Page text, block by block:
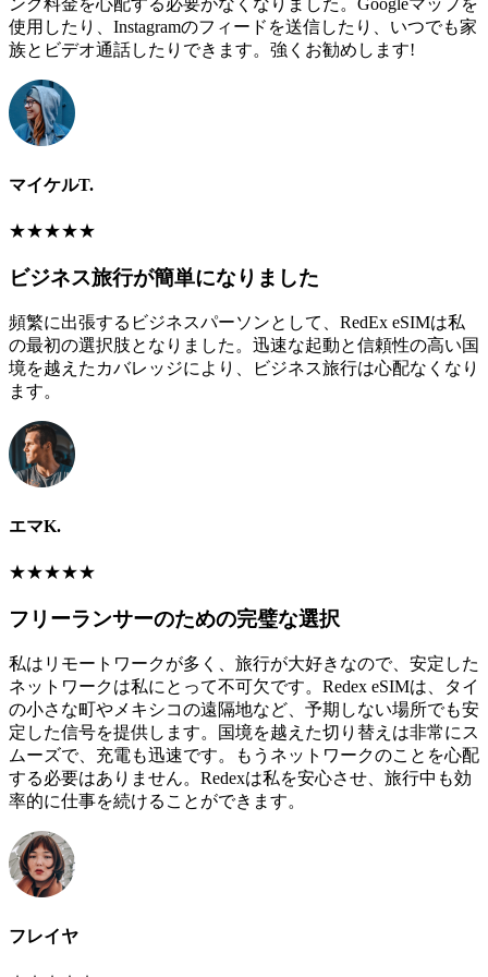
ング料金を心配する必要がなくなりました。Googleマップを
使用したり、Instagramのフィードを送信したり、いつでも家
族とビデオ通話したりできます。強くお勧めします!
マイケルT.
★★★★★
ビジネス旅行が簡単になりました
頻繁に出張するビジネスパーソンとして、RedEx eSIMは私
の最初の選択肢となりました。迅速な起動と信頼性の高い国
境を越えたカバレッジにより、ビジネス旅行は心配なくなり
ます。
エマK.
★★★★★
フリーランサーのための完璧な選択
私はリモートワークが多く、旅行が大好きなので、安定した
ネットワークは私にとって不可欠です。Redex eSIMは、タイ
の小さな町やメキシコの遠隔地など、予期しない場所でも安
定した信号を提供します。国境を越えた切り替えは非常にス
ムーズで、充電も迅速です。もうネットワークのことを心配
する必要はありません。Redexは私を安心させ、旅行中も効
率的に仕事を続けることができます。
フレイヤ